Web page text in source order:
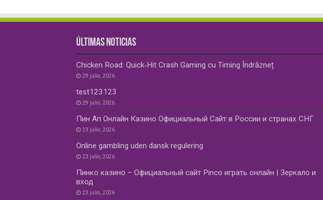
ÚLTIMAS NOTICIAS
Chicken Road: Quick‑Hit Crash Gaming cu Timing Îndrăzneț
29 julio, 2026
test123123
29 julio, 2026
Пин Ап Онлайн Казино Официальный Сайт в России и странах СНГ
23 julio, 2026
Online gambling uden dansk regulering
23 julio, 2026
Пинко казино – Официальный сайт Pinco играть онлайн | Зеркало и
вход
23 julio, 2026